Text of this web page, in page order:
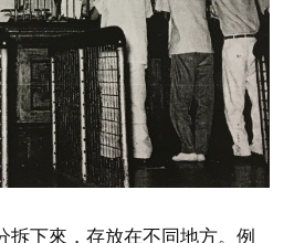
拆下來，存放在不同地方。例